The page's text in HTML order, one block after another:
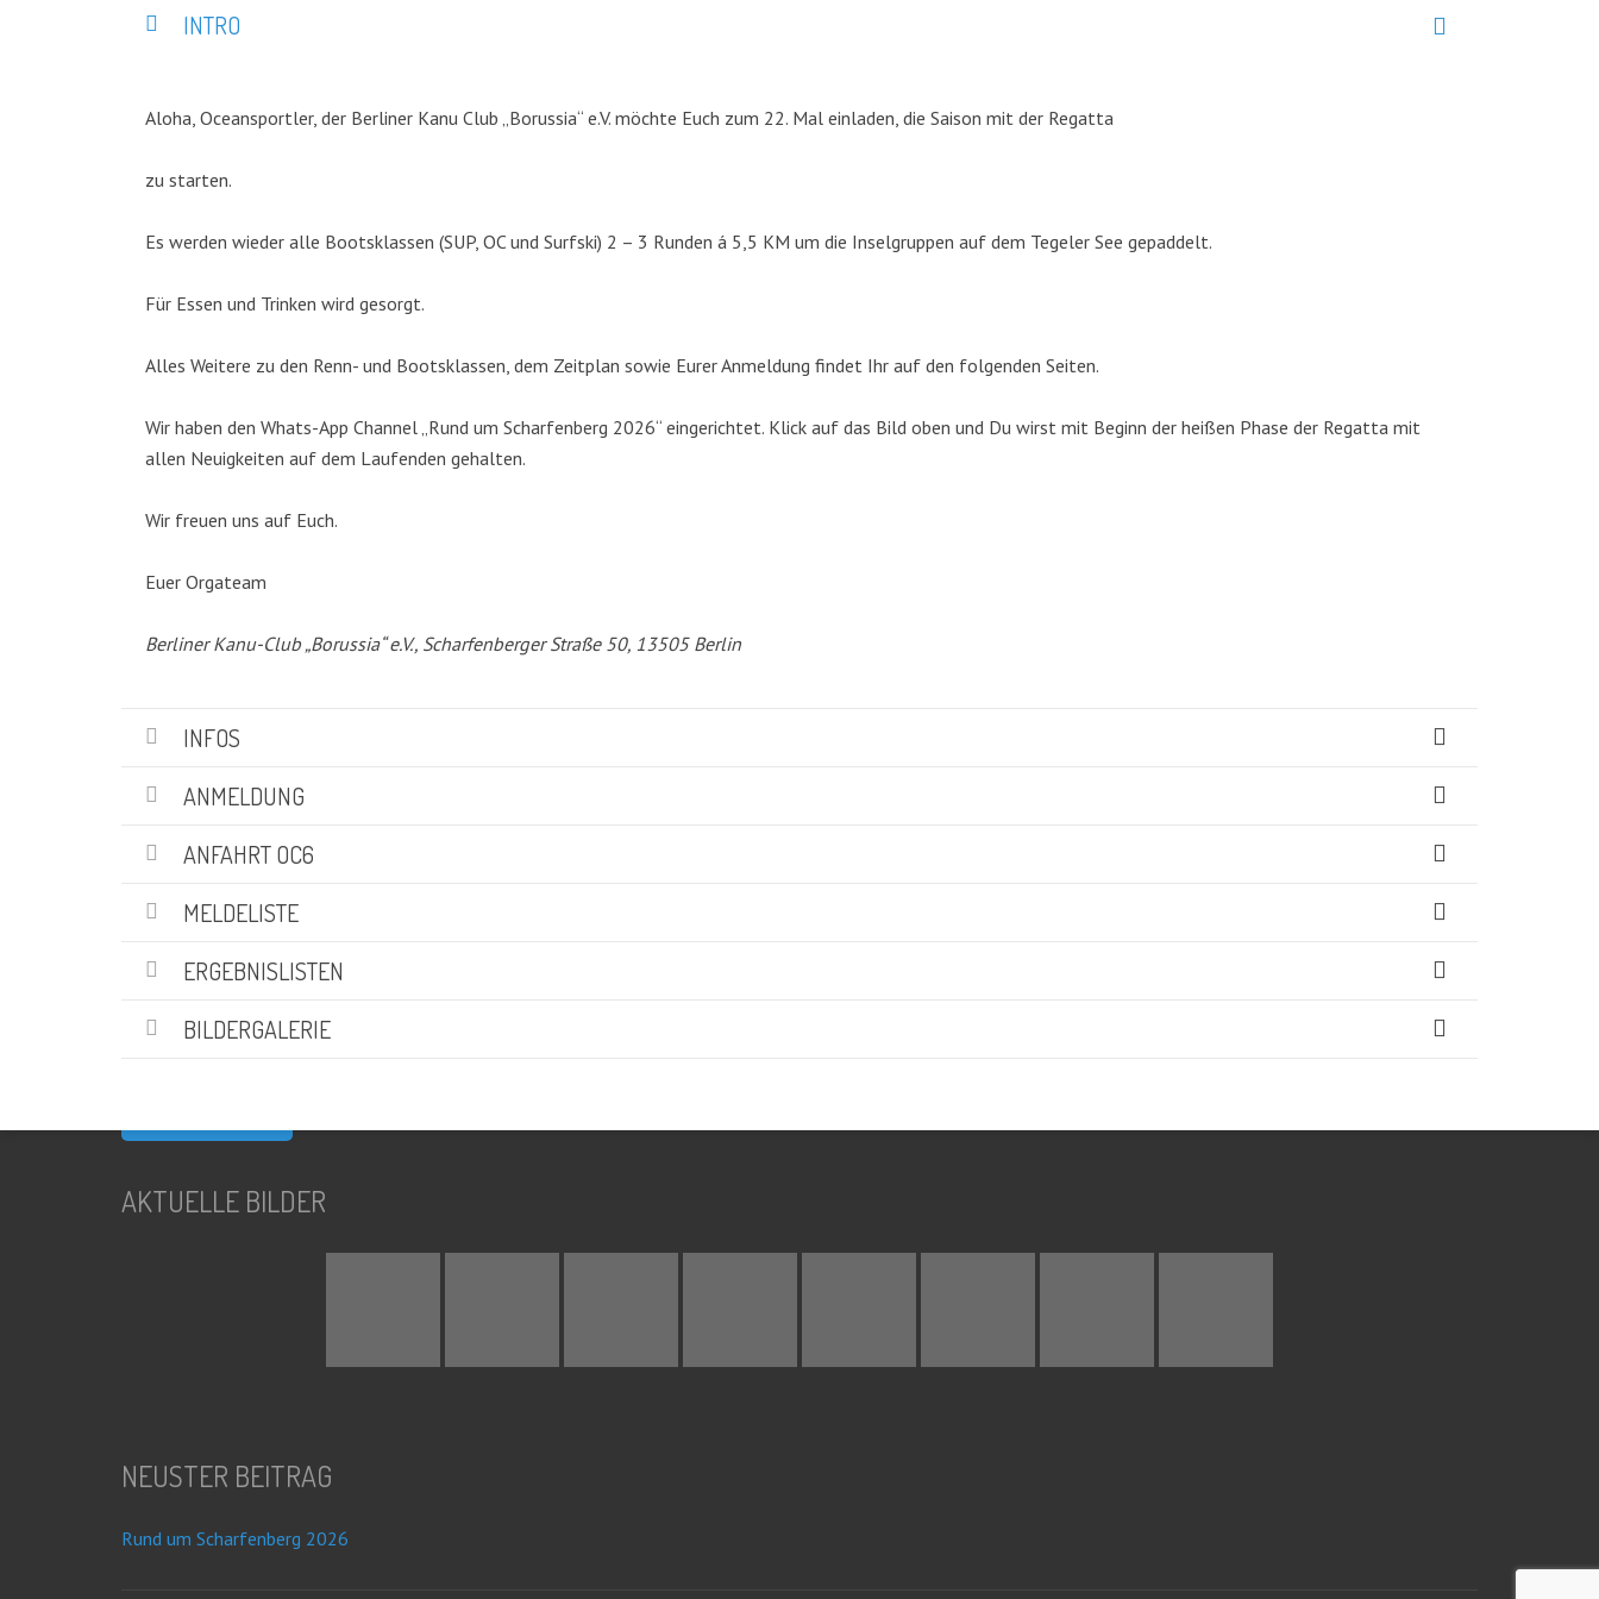
INTRO
Aloha, Oceansportler, der Berliner Kanu Club „Borussia“ e.V. möchte Euch zum 22. Mal einladen, die Saison mit der Regatta
zu starten.
Es werden wieder alle Bootsklassen (SUP, OC und Surfski) 2 – 3 Runden á 5,5 KM um die Inselgruppen auf dem Tegeler See gepaddelt.
Für Essen und Trinken wird gesorgt.
Alles Weitere zu den Renn- und Bootsklassen, dem Zeitplan sowie Eurer Anmeldung findet Ihr auf den folgenden Seiten.
Wir haben den Whats-App Channel „Rund um Scharfenberg 2026“ eingerichtet. Klick auf das Bild oben und Du wirst mit Beginn der heißen Phase der Regatta mit
allen Neuigkeiten auf dem Laufenden gehalten.
Wir freuen uns auf Euch.
Euer Orgateam
Berliner Kanu-Club „Borussia“ e.V., Scharfenberger Straße 50, 13505 Berlin
INFOS
ANMELDUNG
ANFAHRT OC6
MELDELISTE
ERGEBNISLISTEN
BILDERGALERIE
KATEGORIEN
Abteilungen (5)
Kanadier(6)
Kanu-Rennsport
Kids – Teens (10)
Social Marketing(1)
Wir über uns (19)
SUCHE
Suchen
AKTUELLE BILDER
NEUSTER BEITRAG
Rund um Scharfenberg 2026